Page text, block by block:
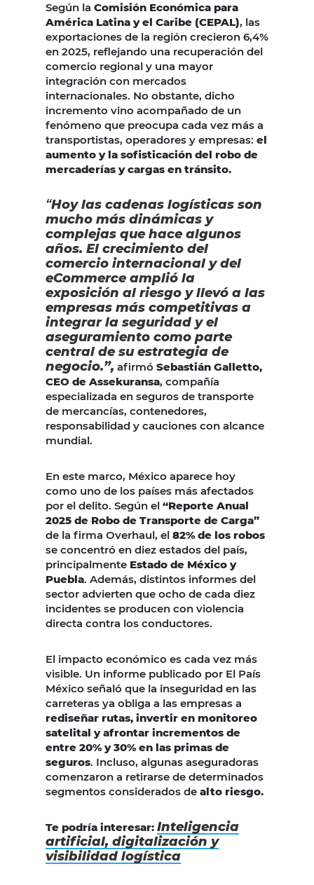
Según la Comisión Económica para
América Latina y el Caribe (CEPAL), las
exportaciones de la región crecieron 6,4%
en 2025, reflejando una recuperación del
comercio regional y una mayor
integración con mercados
internacionales. No obstante, dicho
incremento vino acompañado de un
fenómeno que preocupa cada vez más a
transportistas, operadores y empresas: el
aumento y la sofisticación del robo de
mercaderías y cargas en tránsito.
“Hoy las cadenas logísticas son
mucho más dinámicas y
complejas que hace algunos
años. El crecimiento del
comercio internacional y del
eCommerce amplió la
exposición al riesgo y llevó a las
empresas más competitivas a
integrar la seguridad y el
aseguramiento como parte
central de su estrategia de
negocio.”, afirmó Sebastián Galletto,
CEO de Assekuransa, compañía
especializada en seguros de transporte
de mercancías, contenedores,
responsabilidad y cauciones con alcance
mundial.
En este marco, México aparece hoy
como uno de los países más afectados
por el delito. Según el “Reporte Anual
2025 de Robo de Transporte de Carga”
de la firma Overhaul, el 82% de los robos
se concentró en diez estados del país,
principalmente Estado de México y
Puebla. Además, distintos informes del
sector advierten que ocho de cada diez
incidentes se producen con violencia
directa contra los conductores.
El impacto económico es cada vez más
visible. Un informe publicado por El País
México señaló que la inseguridad en las
carreteras ya obliga a las empresas a
rediseñar rutas, invertir en monitoreo
satelital y afrontar incrementos de
entre 20% y 30% en las primas de
seguros. Incluso, algunas aseguradoras
comenzaron a retirarse de determinados
segmentos considerados de alto riesgo.
Te podría interesar: Inteligencia
artificial, digitalización y
visibilidad logística